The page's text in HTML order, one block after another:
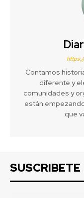
Contamos
diferente y
comunidades y
están
que
SUSCRIBETE